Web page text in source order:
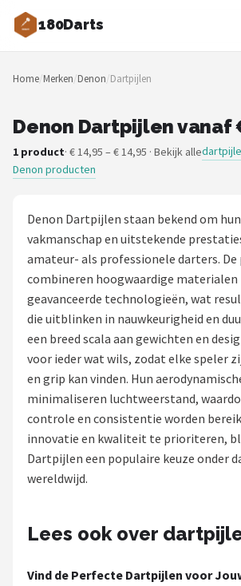
180Darts
Zoeken
NAVIGATIE
Merken
Dartspelers
Toernooien
Spelregels
Uitgooilijst
Dartshop
POPULAIRE MERKEN
Target
Winmau
Bull's
Home/Merken/Denon/Dartpijlen
Denon Dartpijlen vanaf
1 product· € 14,95 – € 14,95 · Bekijk alle
Denon producten
Denon Dartpijlen staan bekend om
vakmanschap en uitstekende
amateur- als professionele darters. De
combineren hoogwaardige
geavanceerde technologieën, wat
die uitblinken in nauwkeurigheid en
een breed scala aan gewichten en
voor ieder wat wils, zodat elke speler
en grip kan vinden. Hun
minimaliseren luchtweerstand,
controle en consistentie worden
innovatie en kwaliteit te prioriteren,
Dartpijlen een populaire keuze onder
wereldwijd.
Lees ook over
Vind de Perfecte Dartpijlen voor